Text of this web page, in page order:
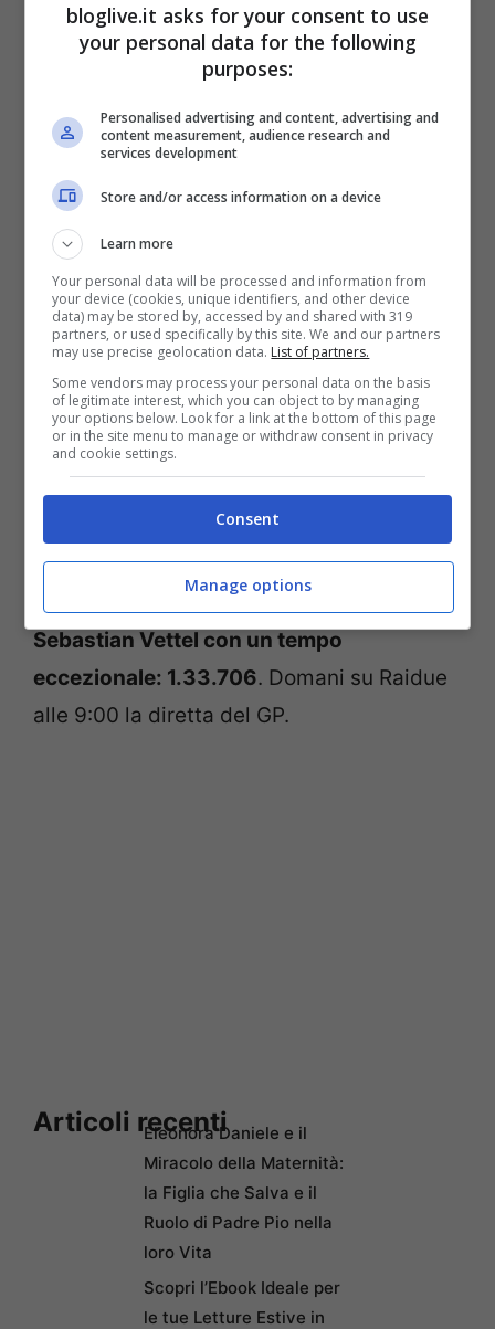
L’unica novità interessante è il quarto
posto di Nico Rosberg, quarto con la
Mercedes con un tempo di 1.34.670. Nelle
prime tre posizioni, invece, troveremo
Hamilton al terzo posto con 1.34.463, al
secondo posto il suo compagno di squadra
con 1.34.421 e
al primo posto sempre lui,
Sebastian Vettel con un tempo
eccezionale: 1.33.706. Domani su Raidue
alle 9:00 la diretta del GP.
Articoli recentiEleonora Daniele e il
Miracolo della Maternità:
la Figlia che Salva e il
Ruolo di Padre Pio nella
loro Vita
Scopri l’Ebook Ideale per
le tue Letture Estive in
bloglive.it asks for your consent to use
your personal data for the following
purposes:
Personalised advertising and content, advertising and
content measurement, audience research and
services development
Store and/or access information on a device
Learn more
Your personal data will be processed and information from
your device (cookies, unique identifiers, and other device
data) may be stored by, accessed by and shared with 319
partners, or used specifically by this site. We and our partners
may use precise geolocation data. List of partners.
Some vendors may process your personal data on the basis
of legitimate interest, which you can object to by managing
your options below. Look for a link at the bottom of this page
or in the site menu to manage or withdraw consent in privacy
and cookie settings.
Consent
Manage options